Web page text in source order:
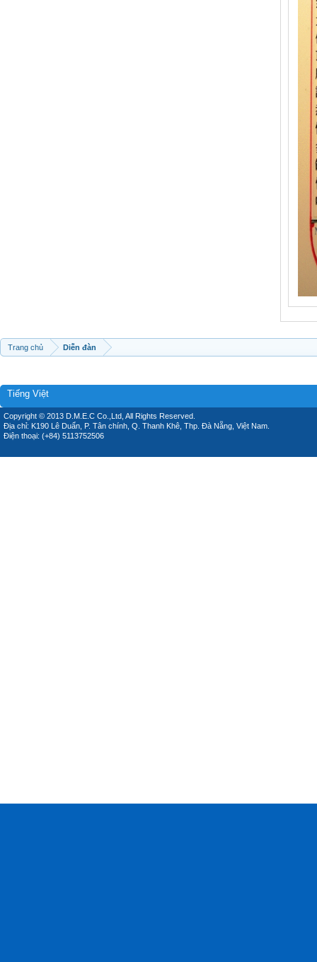
Trang chủ Diễn đàn
Tiếng Việt
Copyright © 2013 D.M.E.C Co.,Ltd, All Rights Reserved.
Địa chỉ: K190 Lê Duẩn, P. Tân chính, Q. Thanh Khê, Thp. Đà Nẵng, Việt Nam.
Điện thoại: (+84) 5113752506